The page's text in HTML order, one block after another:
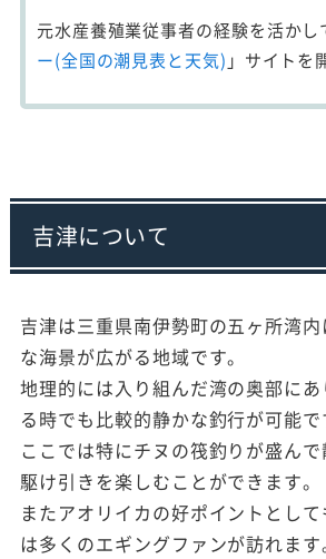
元水産養殖業従事者の経験を活かし
ー(全国の潮見表と天気) 」サイトを
吉津について
吉津は三重県南伊勢町の五ヶ所湾
な海景が広がる地域です。
地理的には入り組んだ湾の奥部に
る時でも比較的静かな釣行が可能で
ここでは特にチヌの筏釣りが盛ん
駆け引きを楽しむことができます。
またアオリイカの好ポイントとし
は多くのエギングファンが訪れます